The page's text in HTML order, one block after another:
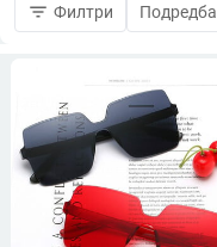
filter_list Филтри Подредба